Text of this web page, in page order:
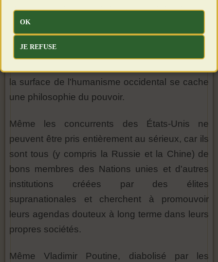
les banques et les grandes entreprises.
Malheureusement, le monde réel est un
système darwiniste social où seuls l'argent et le
la surface de l'humanisme occidental se cache
une philosophie du pouvoir.
Même les concurrents des États-Unis ne
peuvent être pris entièrement au sérieux, car ils
sont tous (y compris la Russie et la Chine) de
bons membres des Nations unies et d'autres
institutions créées par des élites
supranationales et cherchent à promouvoir
leurs agendas douteux à long terme dans leurs
propres sociétés.
Même Vladimir Poutine, diabolisé par les
OK
JE REFUSE